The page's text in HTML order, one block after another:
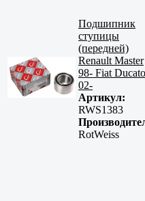
Подшипник
ступицы
(передней)
Renault Master
98- Fiat Ducato
02-
Артикул:
RWS1383
RotWeiss